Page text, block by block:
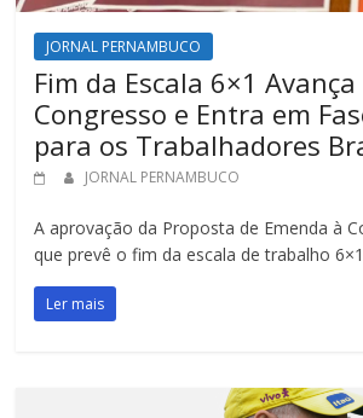
JORNAL PERNAMBUCO
Fim da Escala 6×1
Congresso e Entra em
para os Trabalhadores
JORNAL PERNAMBUCO
A aprovação da Proposta de Emenda à
que prevê o fim da escala de trabalho
Ler mais